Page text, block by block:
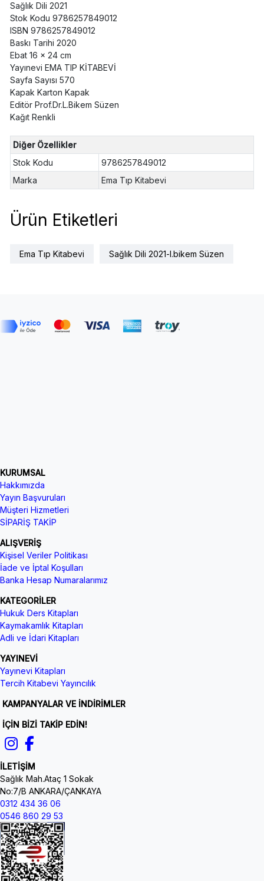
Sağlık Dili 2021
Stok Kodu 9786257849012
ISBN 9786257849012
Baskı Tarihi 2020
Ebat 16 x 24 cm
Yayınevi EMA TIP KİTABEVİ
Sayfa Sayısı 570
Kapak Karton Kapak
Editör Prof.Dr.L.Bikem Süzen
Kağıt Renkli
Diğer Özellikler
Stok Kodu
9786257849012
Marka
Ema Tıp Kitabevi
Ürün Etiketleri
Ema Tıp Kitabevi Sağlık Dili 2021-l.bikem Süzen
KURUMSAL
Hakkımızda
Yayın Başvuruları
Müşteri Hizmetleri
SİPARİŞ TAKİP
ALIŞVERİŞ
Kişisel Veriler Politikası
İade ve İptal Koşulları
Banka Hesap Numaralarımız
KATEGORİLER
Hukuk Ders Kitapları
Kaymakamlık Kitapları
Adli ve İdari Kitapları
YAYINEVİ
Yayınevi Kitapları
Tercih Kitabevi Yayıncılık
KAMPANYALAR VE İNDİRİMLER
İÇİN BİZİ TAKİP EDİN!
İLETİŞİM
Sağlık Mah.Ataç 1 Sokak
No:7/B ANKARA/ÇANKAYA
0312 434 36 06
0546 860 29 53